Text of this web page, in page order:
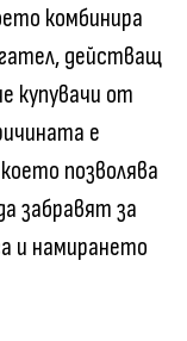
комбинира
действащ
купувачи от
е
позволява
забравят за
и намирането